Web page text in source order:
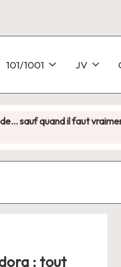
101/1001 JV
quand il faut vraiment y
: tout